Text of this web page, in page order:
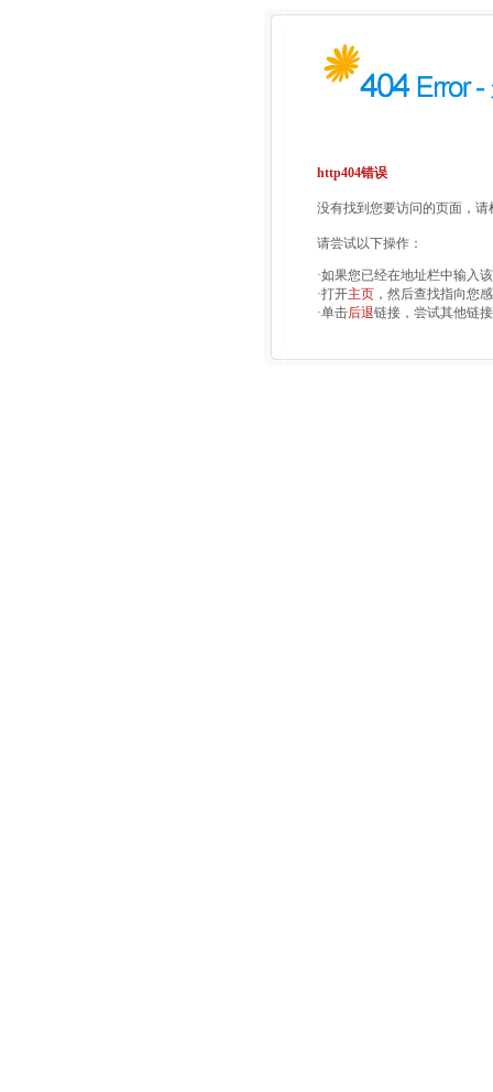
http404错误
没有找到您要访问的页面，
请尝试以下操作：
·如果您已经在地址栏中输入
·打开主页 ，然后查找指向您
·单击后退链接，尝试其他链